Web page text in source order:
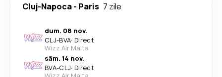
Cluj-Napoca- Paris 7 zile
dum. 08 nov.
CLJ-BVA· Direct
Wizz Air Malta
sâm. 14 nov.
BVA-CLJ· Direct